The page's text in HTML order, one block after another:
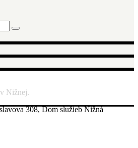
Nižnej.
308, Dom služieb Nižná